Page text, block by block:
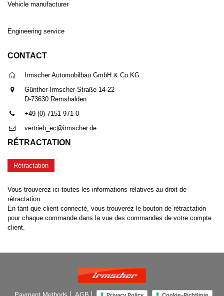
Vehicle manufacturer
Engineering service
CONTACT
Irmscher Automobilbau GmbH & Co.KG
Günther-Irmscher-Straße 14-22
D-73630 Remshalden
+49 (0) 7151 971 0
vertrieb_ec@irmscher.de
RÉTRACTATION
Rétractation
Vous trouverez ici toutes les informations relatives au droit de
rétractation.
En tant que client connecté, vous trouverez le bouton de rétractation
pour chaque commande dans la vue des commandes de votre compte
client.